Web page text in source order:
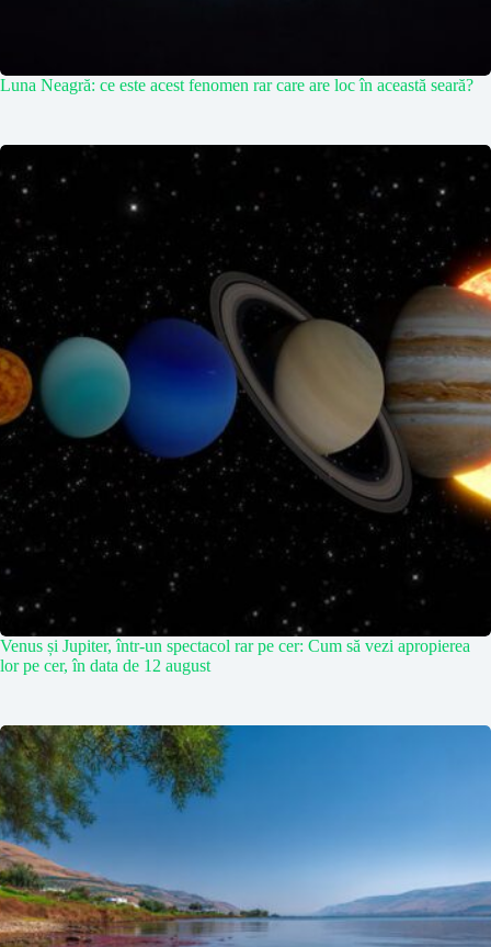
Luna Neagră: ce este acest fenomen rar care are loc în această seară?
Venus și Jupiter, într-un spectacol rar pe cer: Cum să vezi apropierea
lor pe cer, în data de 12 august